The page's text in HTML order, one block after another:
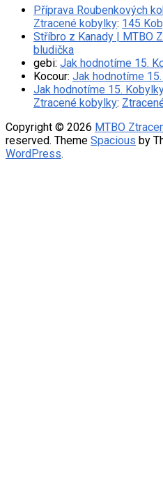
Příprava Roubenkových
Ztracené kobylky: 145
Stříbro z Kanady | MTBO
bludička
gebi: Jak hodnotíme 15.
Kocour: Jak hodnotíme
Jak hodnotíme 15.
Ztracené kobylky:
Copyright © 2026 MTBO
reserved. Theme Spacious by
WordPress.